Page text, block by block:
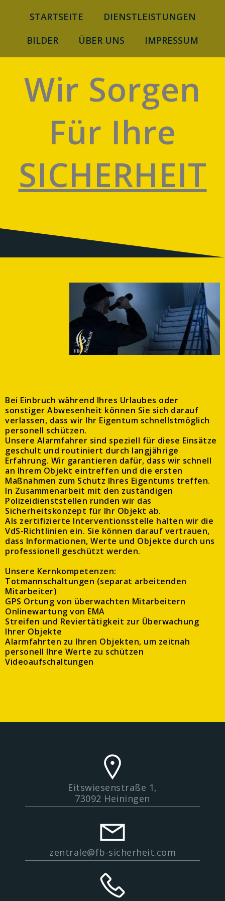
Inhalt
STARTSEITE
DIENSTLEISTUNGEN
BILDER
ÜBER UNS IMPRESSUM
Wir Sorgen
Für Ihre
SICHERHEIT
Bei Einbruch während Ihres Urlaubes oder
sonstiger Abwesenheit können Sie sich darauf
verlassen, dass wir Ihr Eigentum schnellstmöglich
personell schützen.
Unsere Alarmfahrer sind speziell für diese Einsätze
geschult und routiniert durch langjährige
Erfahrung. Wir garantieren dafür, dass wir schnell
an Ihrem Objekt eintreffen und die ersten
Maßnahmen zum Schutz Ihres Eigentums treffen.
In Zusammenarbeit mit den zuständigen
Polizeidienststellen runden wir das
Sicherheitskonzept für Ihr Objekt ab.
Als zertifizierte Interventionsstelle halten wir die
VdS-Richtlinien ein. Sie können darauf vertrauen,
dass Informationen, Werte und Objekte durch uns
professionell geschützt werden.
Unsere Kernkompetenzen:
Totmannschaltungen (separat arbeitenden
Mitarbeiter)
GPS Ortung von überwachten Mitarbeitern
Onlinewartung von EMA
Streifen und Reviertätigkeit zur Überwachung
Ihrer Objekte
Alarmfahrten zu Ihren Objekten, um zeitnah
personell Ihre Werte zu schützen
Videoaufschaltungen
Eitswiesenstraße 1,
73092 Heiningen
zentrale@fb-sicherheit.com